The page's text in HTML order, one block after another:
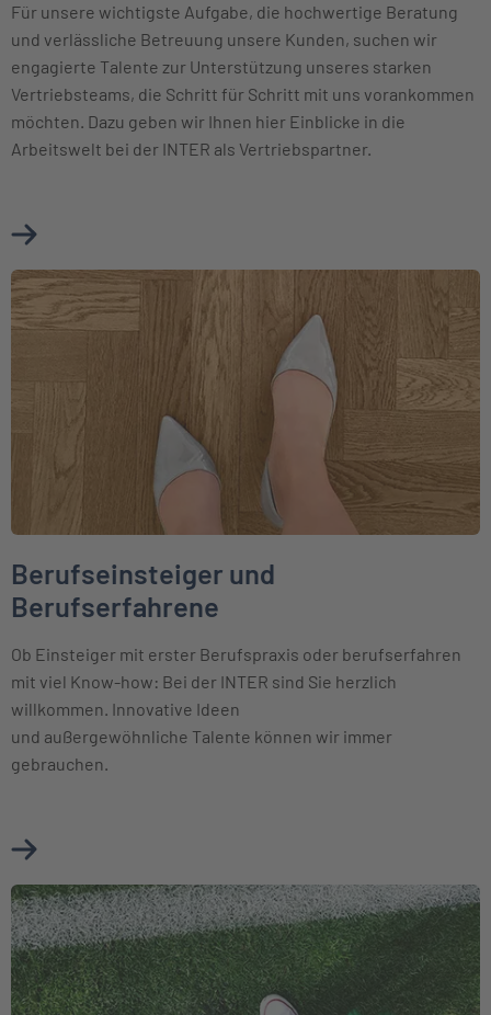
Für unsere wichtigste Aufgabe, die hochwertige Beratung
und verlässliche Betreuung unsere Kunden, suchen wir
engagierte Talente zur Unterstützung unseres starken
Vertriebsteams, die Schritt für Schritt mit uns vorankommen
möchten. Dazu geben wir Ihnen hier Einblicke in die
Arbeitswelt bei der INTER als Vertriebspartner.
Mehr über Karriere im Vertrieb erfahren
Weiter zu Berufseinsteiger und Berufserfahrene
Berufseinsteiger und
Berufserfahrene
Ob Einsteiger mit erster Berufspraxis oder berufserfahren
mit viel Know-how: Bei der INTER sind Sie herzlich
willkommen. Innovative Ideen
und außergewöhnliche Talente können wir immer
gebrauchen.
Mehr über Berufseinsteiger und Berufserfahrene erfahren
Weiter zu Schüler und Studenten